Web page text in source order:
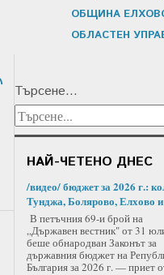
ОБЩИНА
ОБЛАСТЕН
Търсене...
НАЙ-ЧЕТЕНО ДНЕС
/видео/ бюджет за 2026 г.:
Тунджа, Болярово, Елхово
В петъчния 69-и брой на
„Държавен вестник" от 31
беше обнародван Законът за
държавния бюджет на
България за 2026 г. — приет